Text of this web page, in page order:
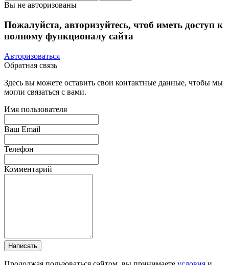
Вы не авторизованы
Пожалуйста, авторизуйтесь, чтоб иметь доступ к
полному функционалу сайта
Авторизоваться
Обратная связь
Здесь вы можете оставить свои контактные данные, чтобы мы
могли связаться с вами.
Имя пользователя
Ваш Email
Телефон
Комментарий
Написать